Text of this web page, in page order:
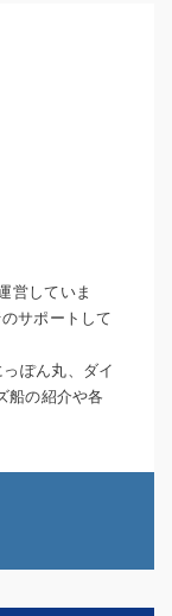
営していま
サポートして
ぽん丸、ダイ
船の紹介や各